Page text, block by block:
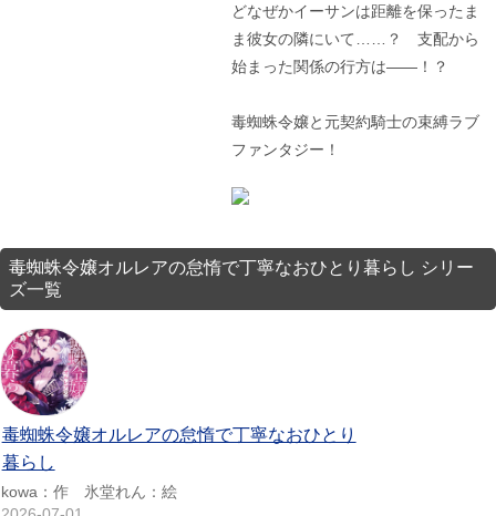
どなぜかイーサンは距離を保ったま
ま彼女の隣にいて……？ 支配から
始まった関係の行方は――！？
毒蜘蛛令嬢と元契約騎士の束縛ラブ
ファンタジー！
毒蜘蛛令嬢オルレアの怠惰で丁寧なおひとり暮らし シリー
ズ一覧
毒蜘蛛令嬢オルレアの怠惰で丁寧なおひとり
暮らし
kowa：作 氷堂れん：絵